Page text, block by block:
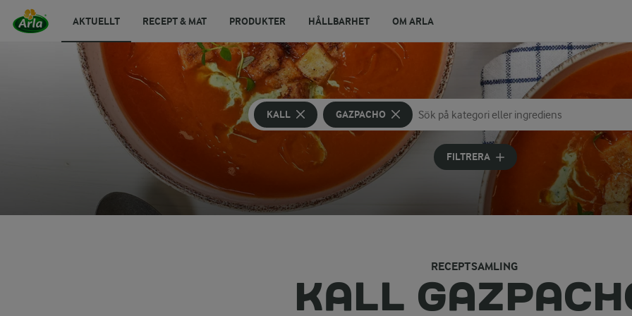
AKTUELLT RECEPT & MAT PRODUKTER HÅLLBARHET OM ARLA
KALL GAZPACHO
Sök på kategori eller ingrediens
Skriv in sökord för att få förslag
FILTRERA
RECEPTSAMLING
KALL